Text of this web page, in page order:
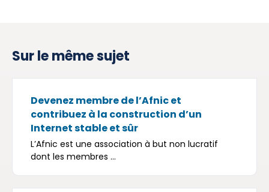
Sur le même sujet
Devenez membre de l’Afnic et
contribuez à la construction d’un
Internet stable et sûr
L’Afnic est une association à but non lucratif
dont les membres ...